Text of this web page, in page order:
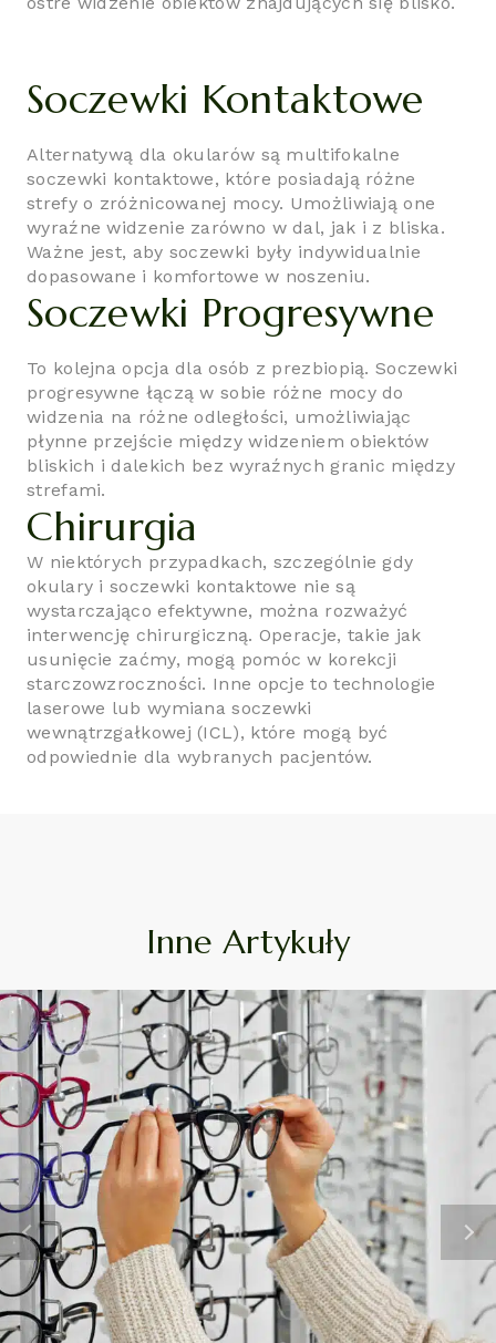
Soczewki Kontaktowe
Alternatywą dla okularów są multifokalne
soczewki kontaktowe, które posiadają różne
strefy o zróżnicowanej mocy. Umożliwiają one
wyraźne widzenie zarówno w dal, jak i z bliska.
Ważne jest, aby soczewki były indywidualnie
dopasowane i komfortowe w noszeniu.
Soczewki Progresywne
To kolejna opcja dla osób z prezbiopią. Soczewki
progresywne łączą w sobie różne mocy do
widzenia na różne odległości, umożliwiając
płynne przejście między widzeniem obiektów
bliskich i dalekich bez wyraźnych granic między
strefami.
Chirurgia
W niektórych przypadkach, szczególnie gdy
okulary i soczewki kontaktowe nie są
wystarczająco efektywne, można rozważyć
interwencję chirurgiczną. Operacje, takie jak
usunięcie zaćmy, mogą pomóc w korekcji
starczowzroczności. Inne opcje to technologie
laserowe lub wymiana soczewki
wewnątrzgałkowej (ICL), które mogą być
odpowiednie dla wybranych pacjentów.
Inne Artykuły